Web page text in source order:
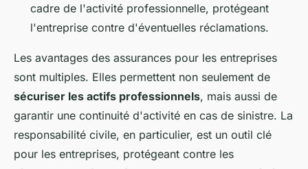
cadre de l'activité professionnelle, protégeant
l'entreprise contre d'éventuelles réclamations.
Les avantages des assurances pour les entreprises
sont multiples. Elles permettent non seulement de
sécuriser les actifs professionnels, mais aussi de
garantir une continuité d'activité en cas de sinistre. La
responsabilité civile, en particulier, est un outil clé
pour les entreprises, protégeant contre les